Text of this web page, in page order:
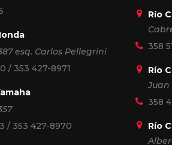
esq. Carlos Pellegrini
/ 353 427-8971
/ 353 427-8970
Río
358
Río
Juan
358
Río